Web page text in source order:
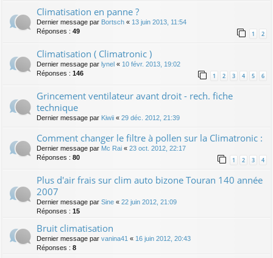
Climatisation en panne ?
Dernier message par Bortsch « 13 juin 2013, 11:54
Réponses : 49 1 2
Climatisation ( Climatronic )
Dernier message par lynel « 10 févr. 2013, 19:02
Réponses : 146 1 2 3 4 5 6
Grincement ventilateur avant droit - rech. fiche
technique
Dernier message par Kiwii « 29 déc. 2012, 21:39
Comment changer le filtre à pollen sur la Climatronic :
Dernier message par Mc Rai « 23 oct. 2012, 22:17
Réponses : 80 1 2 3 4
Plus d'air frais sur clim auto bizone Touran 140 année
2007
Dernier message par Sine « 22 juin 2012, 21:09
Réponses : 15
Bruit climatisation
Dernier message par vanina41 « 16 juin 2012, 20:43
Réponses : 8